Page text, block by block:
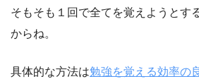
そもそも１回で全てを覚えようとす
からね。
具体的な方法は勉強を覚える効率の